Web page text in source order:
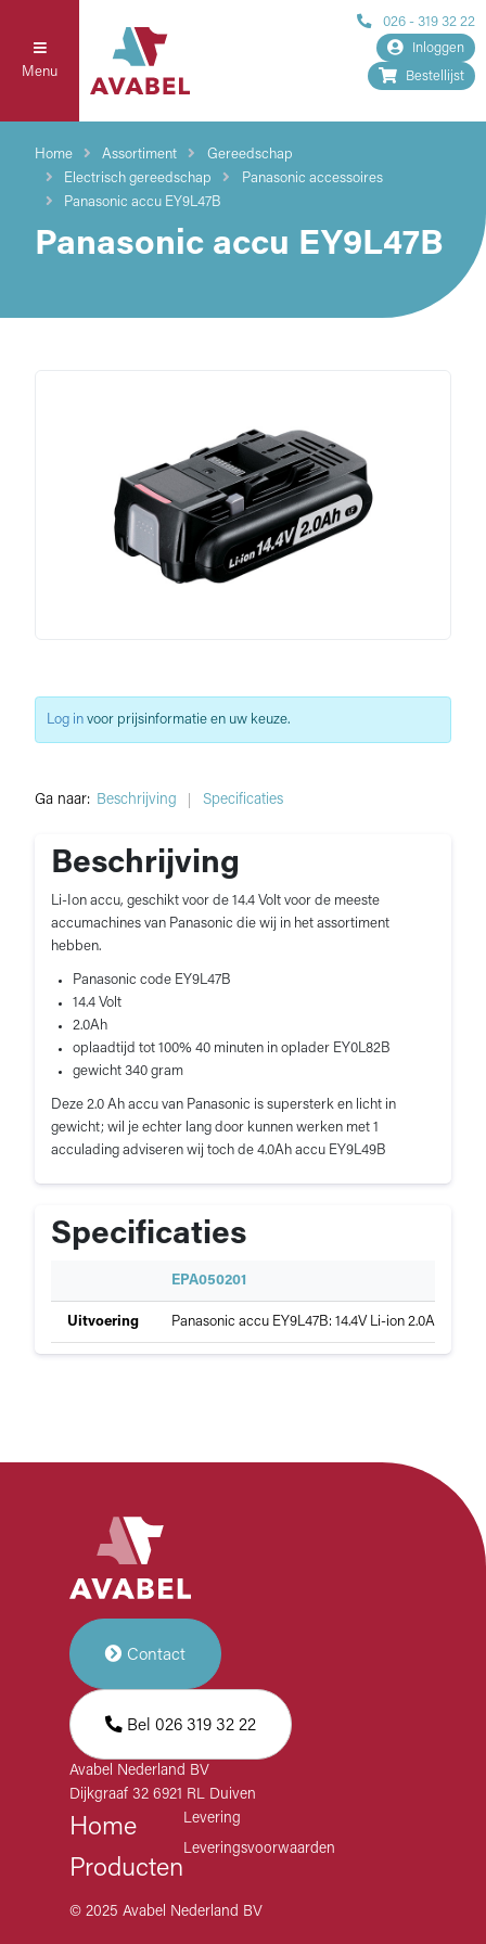
Menu
026 - 319 32 22
Inloggen
Bestellijst
Home Assortiment
Gereedschap
Electrisch gereedschap
Panasonic accessoires
Panasonic accu EY9L47B
Panasonic accu EY9L47B
Ga naar: Beschrijving Specificaties
Beschrijving
Li-Ion accu, geschikt voor de 14.4 Volt voor de meeste
accumachines van Panasonic die wij in het assortiment
hebben.
Panasonic code EY9L47B
14.4 Volt
2.0Ah
oplaadtijd tot 100% 40 minuten in oplader EY0L82B
gewicht 340 gram
Deze 2.0 Ah accu van Panasonic is supersterk en licht in
gewicht; wil je echter lang door kunnen werken met 1
acculading adviseren wij toch de 4.0Ah accu EY9L49B
Specificaties
Panasonic
p
e
c
a
EPA050201
Uitvoering Panasonic accu EY9L47B: 14.4V Li-ion 2.0Ah
Log in voor prijsinformatie en uw keuze.
Contact
Bel 026 319 32 22
Avabel Nederland BV
Dijkgraaf 32 6921 RL Duiven
Home
Producten
Levering
Leveringsvoorwaarden
© 2025 Avabel Nederland BV